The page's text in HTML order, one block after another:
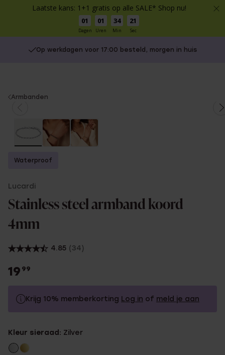
Laatste kans: 1+1 gratis op alle SALE* Shop nu!
01
Dagen
01
Uren
34
Min
21
Sec
Op werkdagen voor 17:00 besteld, morgen in huis
You
Armbanden
Waterproof
Lucardi
Stainless steel armband koord
4mm
4.85 (34)
19 99
Krijg 10% memberkorting Log in of meld je aan
Zonder memberkorting
Kleur sieraad: Zilver